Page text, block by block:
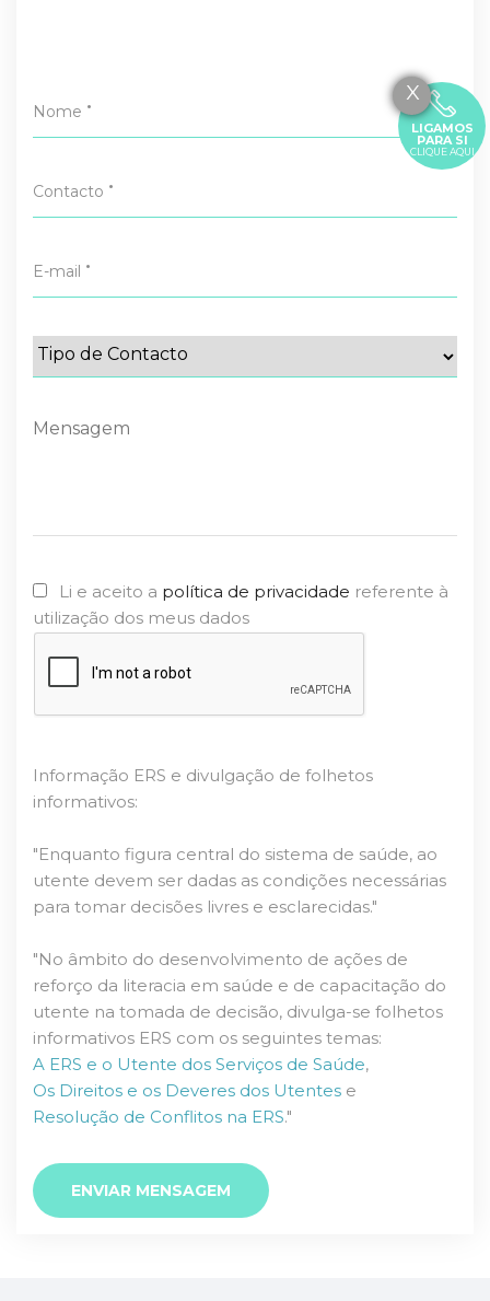
X
LIGAMOS
PARA SI
CLIQUE AQUI
Nome •
Contacto •
E-mail •
Li e aceito a política de privacidade referente à
utilização dos meus dados
Informação ERS e divulgação de folhetos
informativos:
"Enquanto figura central do sistema de saúde, ao
utente devem ser dadas as condições necessárias
para tomar decisões livres e esclarecidas."
"No âmbito do desenvolvimento de ações de
reforço da literacia em saúde e de capacitação do
utente na tomada de decisão, divulga-se folhetos
informativos ERS com os seguintes temas:
A ERS e o Utente dos Serviços de Saúde,
Os Direitos e os Deveres dos Utentes e
Resolução de Conflitos na ERS."
ENVIAR MENSAGEM